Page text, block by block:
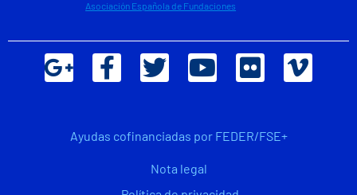
Asociación Española de Fundaciones
Ayudas cofinanciadas por FEDER/FSE+
Nota legal